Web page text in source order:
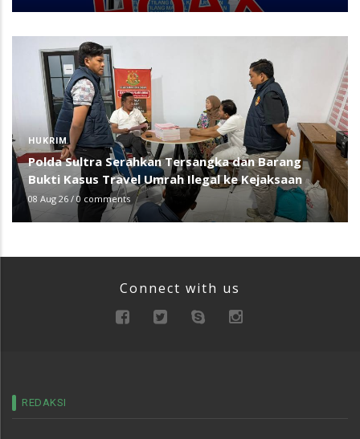
HUKRIM
Polda Sultra Serahkan Tersangka dan Barang
Bukti Kasus Travel Umrah Ilegal ke Kejaksaan
08 Aug 26 / 0 comments
Connect with us
REDAKSI